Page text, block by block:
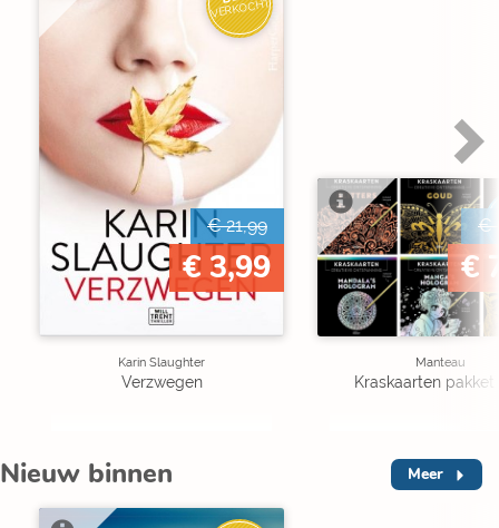
VERKOCHT
€ 21,99
€ 3,99
Karin Slaughter
Verzwegen
€
€
Manteau
Kraskaarten pakket
Nieuw binnen Meer